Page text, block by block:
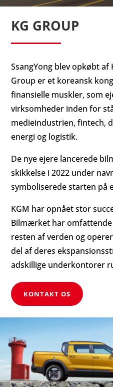
KG GROUP
SsangYong blev opkøbt af
Group er et koreansk
finansielle muskler, som
virksomheder inden for
medieindustrien, fintech,
energi og logistik.
De nye ejere lancerede
skikkelse i 2022 under
symboliserede starten
KGM har opnået stor
Bilmærket har
resten af ​​verden og
del af deres
adskillige underkontorer
KONTAKT OS